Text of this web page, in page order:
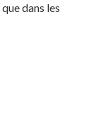
dans les